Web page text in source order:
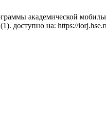
академической
доступно на: https://